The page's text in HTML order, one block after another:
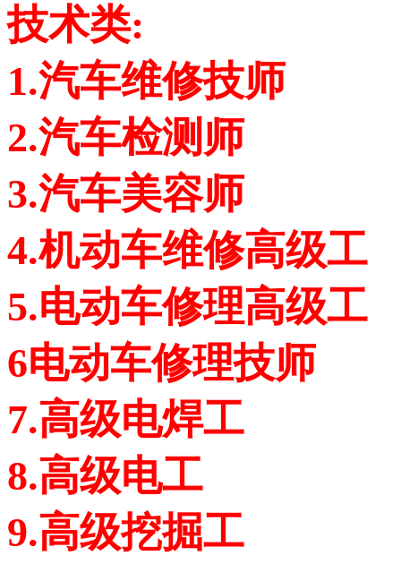
技术类:
1.汽车维修技师
2.汽车检测师
3.汽车美容师
4.机动车维修高级工
5.电动车修理高级工
6电动车修理技师
7.高级电焊工
8.高级电工
9.高级挖掘工